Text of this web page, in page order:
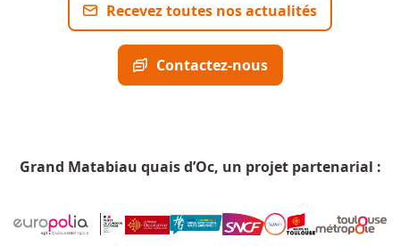
Recevez toutes nos actualités
Contactez-nous
Grand Matabiau quais d’Oc, un projet partenarial :